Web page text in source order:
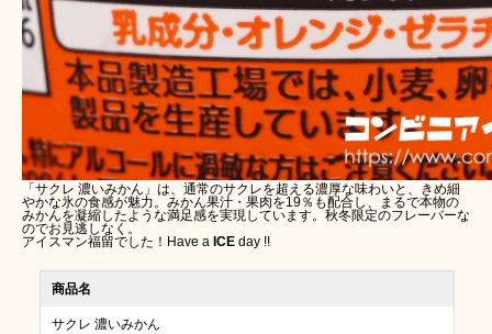
「サクレ 濃いみかん」は、通常のサクレを超える濃厚な味わいと、きめ細
やかな氷の食感が魅力。みかん果汁・果肉を19％も配合し、まるで本物の
みかんを凝縮したような満足感を実現しています。秋冬限定のフレーバーな
のでお見逃しなく。
アイスマン福留でした！Have a ICE day !!
商品名
サクレ 濃いみかん